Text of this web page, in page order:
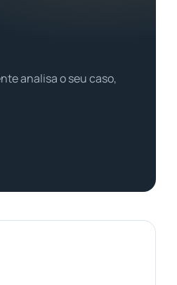
analisa o seu caso,